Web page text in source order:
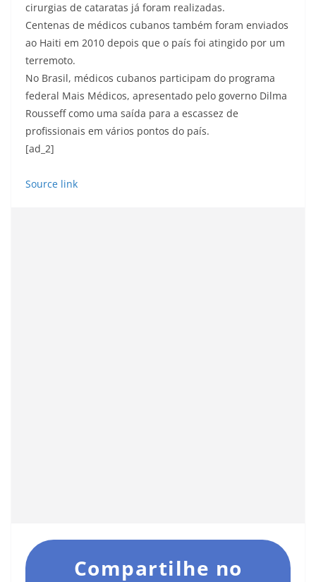
cirurgias de cataratas já foram realizadas.
Centenas de médicos cubanos também foram enviados
ao Haiti em 2010 depois que o país foi atingido por um
terremoto.
No Brasil, médicos cubanos participam do programa
federal Mais Médicos, apresentado pelo governo Dilma
Rousseff como uma saída para a escassez de
profissionais em vários pontos do país.
[ad_2]
Source link
Compartilhe no